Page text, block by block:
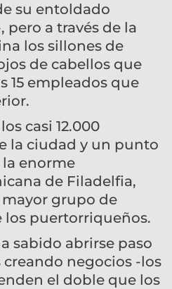
su entoldado
pero a través de la
los sillones de
de cabellos que
15 empleados que
casi 12.000
la ciudad y un punto
enorme
de Filadelfia,
grupo de
los puertorriqueños.
sabido abrirse paso
creando negocios -los
el doble que los